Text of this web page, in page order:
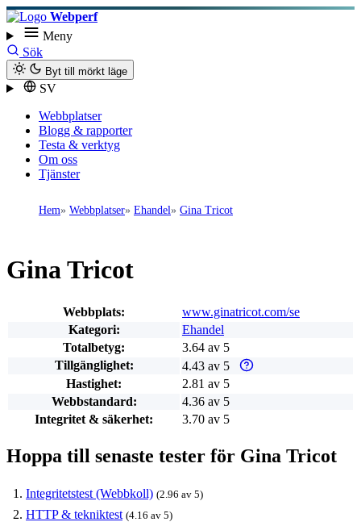
Webperf
Meny
Sök
Byt till mörkt läge
SV
Webbplatser
Blogg & rapporter
Testa & verktyg
Om oss
Tjänster
Hem Webbplatser Ehandel Gina Tricot
Gina Tricot
Webbplats:
www.ginatricot.com/se
Kategori:
Ehandel
Totalbetyg:
3.64 av 5
Tillgänglighet:
4.43 av 5
Varför enbart
Hastighet:
2.81 av 5
Webbstandard:
4.36 av 5
Integritet & säkerhet:
3.70 av 5
Hoppa till senaste tester för Gina Tricot
Integritetstest (Webbkoll) (2.96 av 5)
HTTP & tekniktest (4.16 av 5)